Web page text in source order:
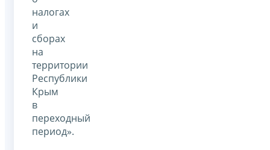
налогах
и
сборах
на
территории
Республики
Крым
в
переходный
период».